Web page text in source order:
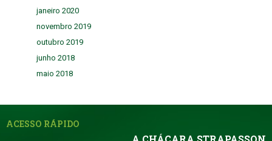
janeiro 2020
novembro 2019
outubro 2019
junho 2018
maio 2018
ACESSO RÁPIDO